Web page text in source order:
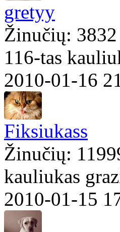
gretyy
Žinučių: 3832
116-tas
2010-01-16
Fiksiukass
Žinučių:
kauliukas
2010-01-15